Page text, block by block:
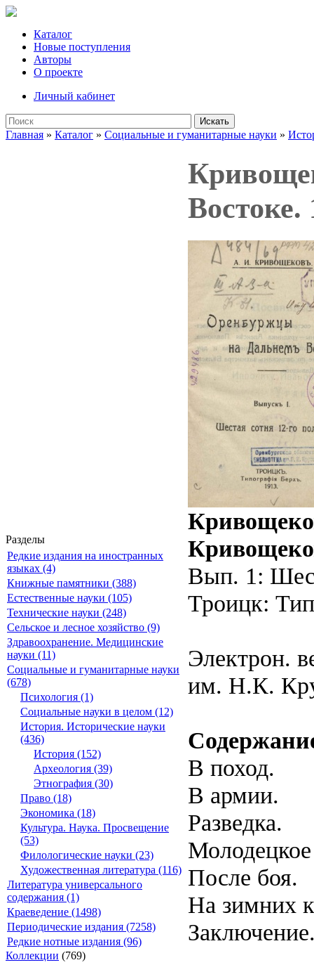
Каталог
Новые поступления
Авторы
О проекте
Личный кабинет
Искать
Главная » Каталог » Социальные и гуманитарные науки »
Разделы
Редкие издания на иностранных
языках (4)
Книжные памятники (388)
Естественные науки (105)
Технические науки (248)
Сельское и лесное хозяйство (9)
Здравоохранение. Медицинские
науки (11)
Социальные и гуманитарные науки
(678)
Психология (1)
Социальные науки в целом (12)
История. Исторические науки
(436)
История (152)
Археология (39)
Этнография (30)
Право (18)
Экономика (18)
Культура. Наука. Просвещение
(53)
Филологические науки (23)
Художественная литература (116)
Литература универсального
содержания (1)
Краеведение (1498)
Периодические издания (7258)
Редкие нотные издания (96)
Коллекции (769)
Востоке.
Вып. 1:
Троицк:
Электрон.
им. Н.К.
В поход.
В армии.
Разведка.
После боя.
На зимних